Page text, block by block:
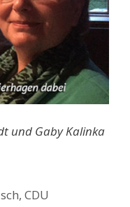
und Gaby Kalinka
,CDU